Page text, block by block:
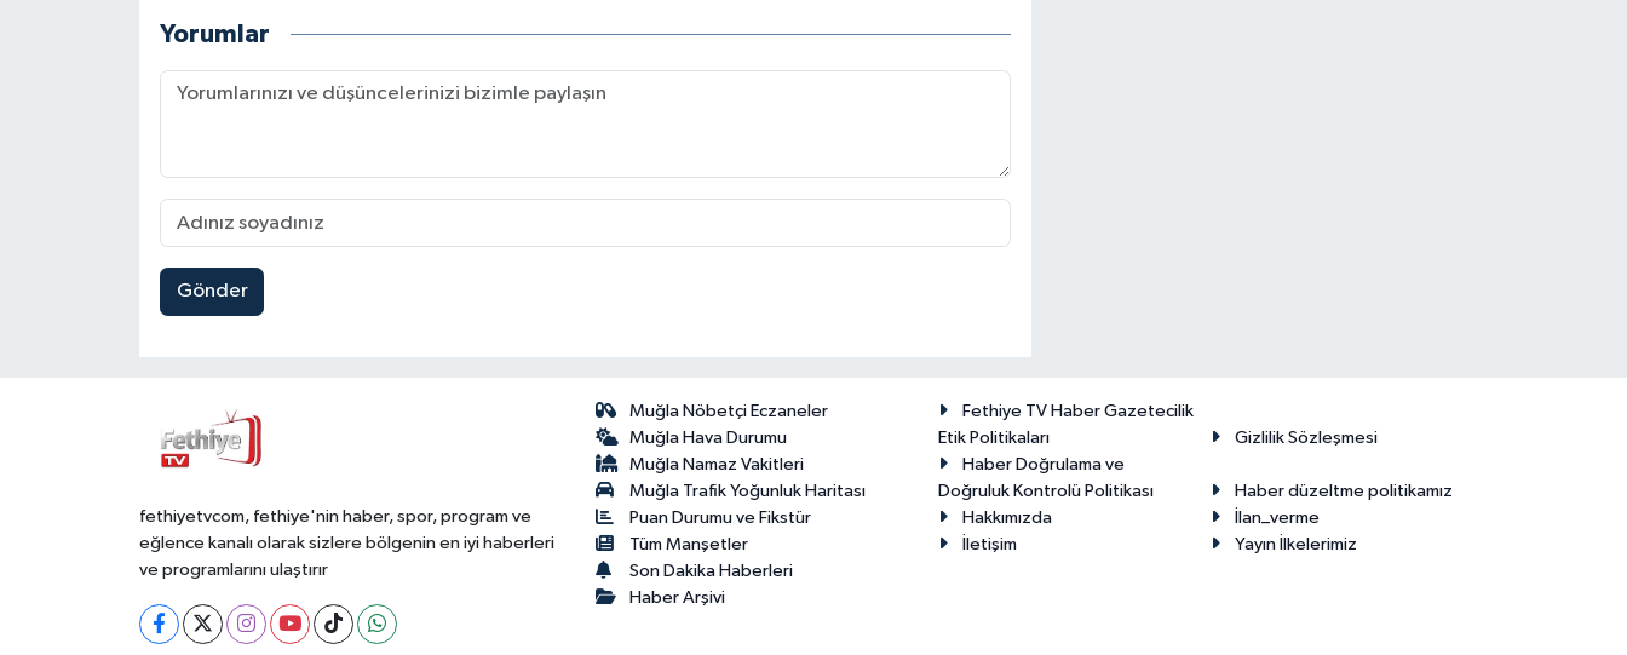
Yorumlar
Gönder
fethiyetvcom, fethiye'nin haber, spor, program ve
eğlence kanalı olarak sizlere bölgenin en iyi haberleri
ve programlarını ulaştırır
Muğla Nöbetçi Eczaneler
Muğla Hava Durumu
Muğla Namaz Vakitleri
Muğla Trafik Yoğunluk Haritası
Puan Durumu ve Fikstür
Tüm Manşetler
Son Dakika Haberleri
Haber Arşivi
Fethiye TV Haber Gazetecilik
Etik Politikaları
Gizlilik Sözleşmesi
Haber Doğrulama ve
Doğruluk Kontrolü Politikası
Haber düzeltme politikamız
Hakkımızda
İlan_verme
İletişim
Yayın İlkelerimiz